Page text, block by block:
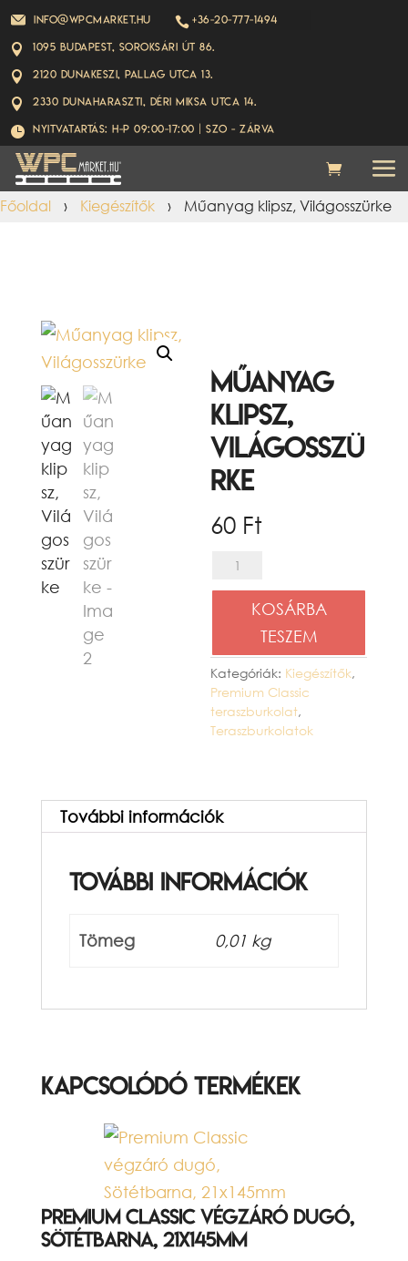
info@wpcmarket.hu  +36-20-777-1494
 1095 Budapest, Soroksári út 86.
 2120 Dunakeszi, Pallag utca 13.
 2330 Dunaharaszti, Déri Miksa utca 14.
 Nyitvatartás: H-P 09:00-17:00 | Szo - ZÁRVA
Főoldal › Kiegészítők › Műanyag klipsz, Világosszürke
Műanyag
klipsz,
Világosszü
rke
60 Ft
Műanyag
klipsz,
Világosszürke
mennyiség
KOSÁRBA
TESZEM
Kategóriák: Kiegészítők,
Premium Classic
teraszburkolat,
Teraszburkolatok
További információk
További információk
Tömeg 0,01 kg
Kapcsolódó termékek
Premium Classic végzáró dugó,
Sötétbarna, 21x145mm